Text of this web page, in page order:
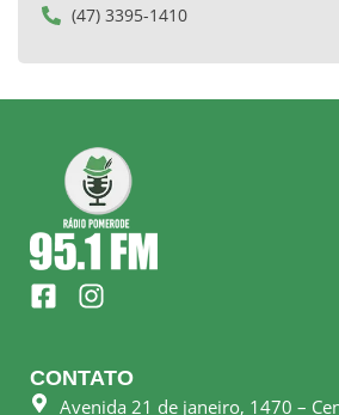
(47) 3395-1410
F
a
e
b
I
n
t
a
CONTATO
Avenida 21 de janeiro, 1470 –